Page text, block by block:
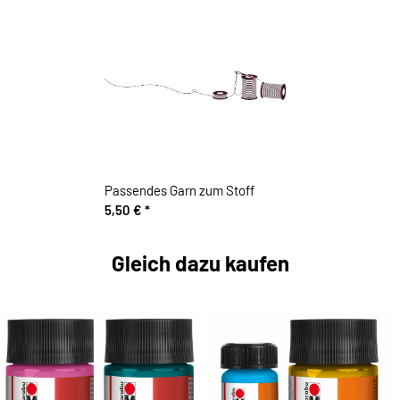
Passendes Garn zum Stoff
5,50 € *
Gleich dazu kaufen